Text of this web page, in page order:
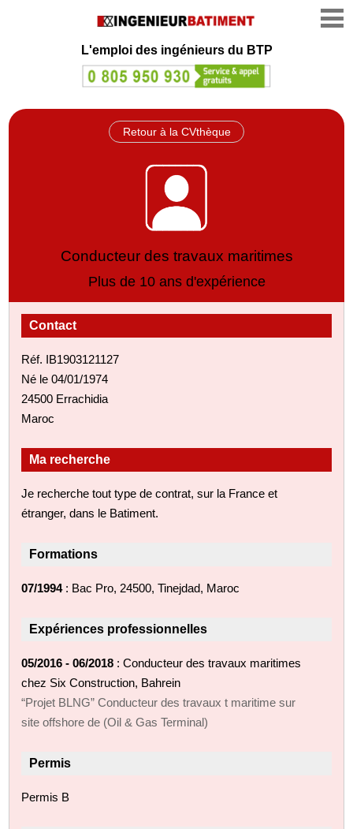
L'emploi des ingénieurs du BTP
Retour à la CVthèque
Conducteur des travaux maritimes
Plus de 10 ans d'expérience
Contact
Réf. IB1903121127
Né le 04/01/1974
24500 Errachidia
Maroc
Ma recherche
Je recherche tout type de contrat, sur la France et
étranger, dans le Batiment.
Formations
07/1994: Bac Pro, 24500, Tinejdad, Maroc
Expériences professionnelles
05/2016 - 06/2018 : Conducteur des travaux maritimes
chez Six Construction, Bahrein
“Projet BLNG” Conducteur des travaux t maritime sur
site offshore de (Oil & Gas Terminal)
Permis
Permis B